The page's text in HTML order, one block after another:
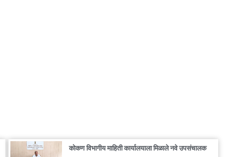
कोकण विभागीय माहिती कार्यालयाला मिळाले नवे उपसंचालक